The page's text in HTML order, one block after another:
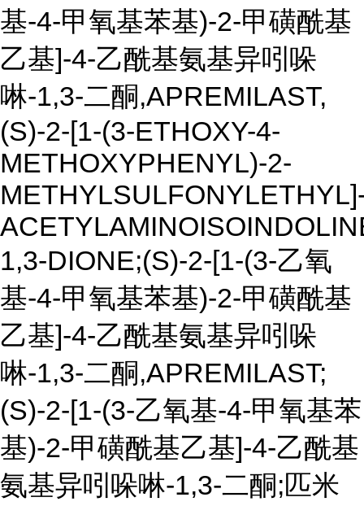
基-4-甲氧基苯基)-2-甲磺酰基
乙基]-4-乙酰基氨基异吲哚
啉-1,3-二酮,APREMILAST,
(S)-2-[1-(3-ETHOXY-4-
METHOXYPHENYL)-2-
1,3-DIONE;(S)-2-[1-(3-乙氧
基-4-甲氧基苯基)-2-甲磺酰基
乙基]-4-乙酰基氨基异吲哚
啉-1,3-二酮,APREMILAST;
(S)-2-[1-(3-乙氧基-4-甲氧基苯
基)-2-甲磺酰基乙基]-4-乙酰基
氨基异吲哚啉-1,3-二酮;匹米